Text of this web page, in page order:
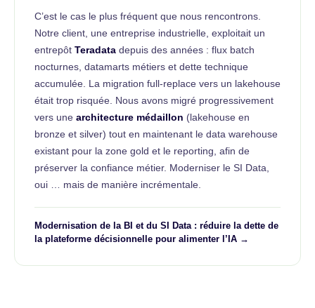
C’est le cas le plus fréquent que nous rencontrons.
Notre client, une entreprise industrielle, exploitait un
entrepôt Teradata depuis des années : flux batch
nocturnes, datamarts métiers et dette technique
accumulée. La migration full-replace vers un lakehouse
était trop risquée. Nous avons migré progressivement
vers une architecture médaillon (lakehouse en
bronze et silver) tout en maintenant le data warehouse
existant pour la zone gold et le reporting, afin de
préserver la confiance métier. Moderniser le SI Data,
oui … mais de manière incrémentale.
Modernisation de la BI et du SI Data : réduire la dette de
la plateforme décisionnelle pour alimenter l’IA